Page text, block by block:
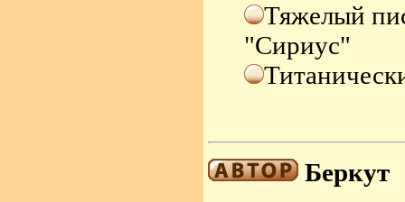
Тяжелый
"Сириус"
Беркут